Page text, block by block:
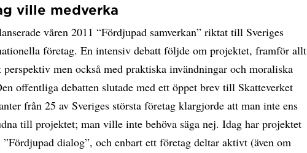
ville medverka
våren 2011 “Fördjupad samverkan” riktat till Sveriges
företag. En intensiv debatt följde om projektet, framför allt
men också med praktiska invändningar och moraliska
offentliga debatten slutade med ett öppet brev till Skatteverket
från 25 av Sveriges största företag klargjorde att man inte ens
till projektet; man ville inte behöva säga nej. Idag har projektet
dialog”, och enbart ett företag deltar aktivt (även om